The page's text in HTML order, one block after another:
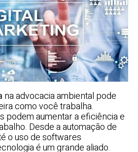
na advocacia ambiental pode
como você trabalha.
podem aumentar a eficiência e
Desde a automação de
o uso de softwares
é um grande aliado.